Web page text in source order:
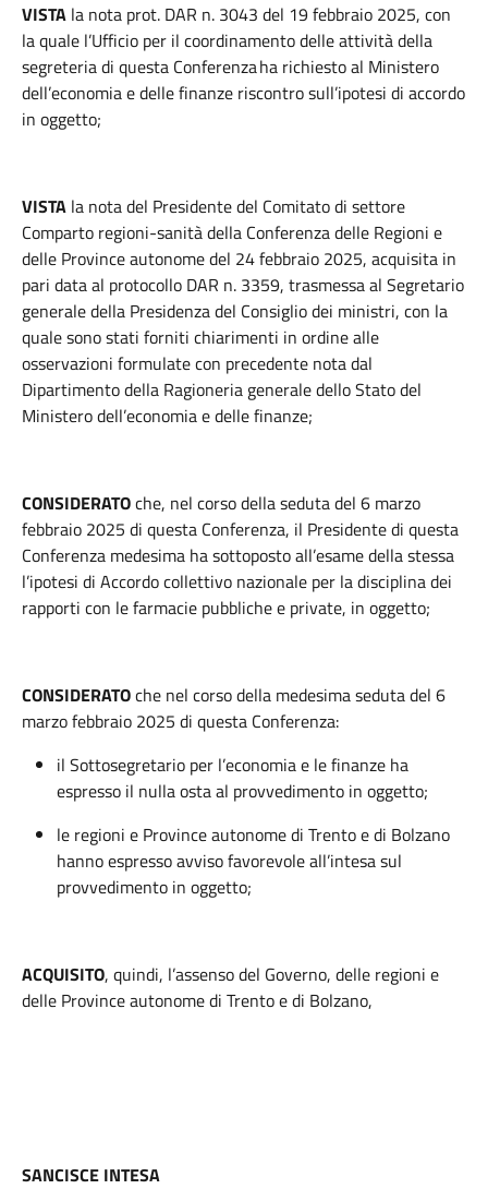
VISTA la nota prot. DAR n. 3043 del 19 febbraio 2025, con
la quale l’Ufficio per il coordinamento delle attività della
segreteria di questa Conferenza ha richiesto al Ministero
dell’economia e delle finanze riscontro sull’ipotesi di accordo
in oggetto;
VISTA la notadel Presidente del Comitato di settore
Comparto regioni-sanità della Conferenza delle Regioni e
delle Province autonome del 24 febbraio 2025, acquisita in
pari data al protocollo DAR n. 3359, trasmessa al Segretario
generale della Presidenza del Consiglio dei ministri, con la
quale sono stati forniti chiarimenti in ordine alle
osservazioni formulate con precedente nota dal
Dipartimento della Ragioneria generale dello Stato del
Ministero dell’economia e delle finanze;
CONSIDERATOche, nel corso della seduta del 6 marzo
febbraio 2025 di questa Conferenza, il Presidente di questa
Conferenza medesima ha sottoposto all’esame della stessa
l’ipotesi di Accordo collettivo nazionale per la disciplina dei
rapporti con le farmacie pubbliche e private, in oggetto;
CONSIDERATOche nel corso della medesima seduta del 6
marzo febbraio 2025 di questa Conferenza:
il Sottosegretario per l’economia e le finanze ha
espresso il nulla osta al provvedimento in oggetto;
le regioni e Province autonome di Trento e di Bolzano
hanno espresso avviso favorevole all’intesa sul
provvedimento in oggetto;
ACQUISITO, quindi, l’assenso del Governo, delle regioni e
delle Province autonome di Trento e di Bolzano,
SANCISCE INTESA